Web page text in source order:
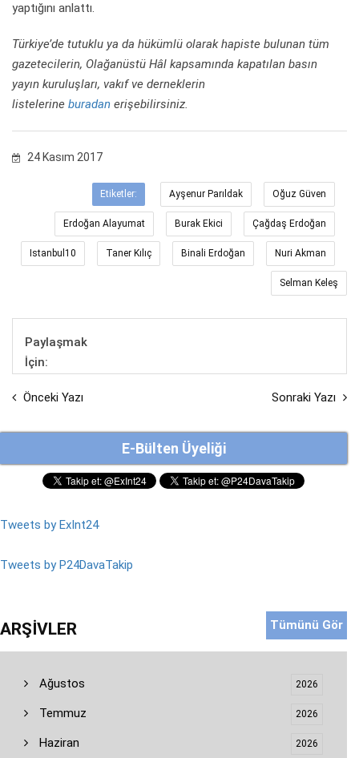
yaptığını anlattı.
Türkiye’de tutuklu ya da hükümlü olarak hapiste bulunan tüm
gazetecilerin, Olağanüstü Hâl kapsamında kapatılan basın
yayın kuruluşları, vakıf ve derneklerin
listelerine buradan erişebilirsiniz.
24 Kasım 2017
Etiketler: Ayşenur Parıldak Oğuz Güven
Erdoğan Alayumat Burak Ekici Çağdaş Erdoğan
Istanbul10 Taner Kılıç Binali Erdoğan Nuri Akman
Selman Keleş
Paylaşmak
İçin:
Önceki Yazı Sonraki Yazı
E-Bülten Üyeliği
Tweets by ExInt24
Tweets by P24DavaTakip
ARŞIVLER Tümünü Gör
Ağustos 2026
Temmuz 2026
Haziran 2026